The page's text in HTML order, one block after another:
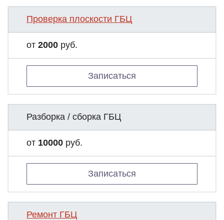
Проверка плоскости ГБЦ
от 2000 руб.
Записаться
Разборка / сборка ГБЦ
от 10000 руб.
Записаться
Ремонт ГБЦ